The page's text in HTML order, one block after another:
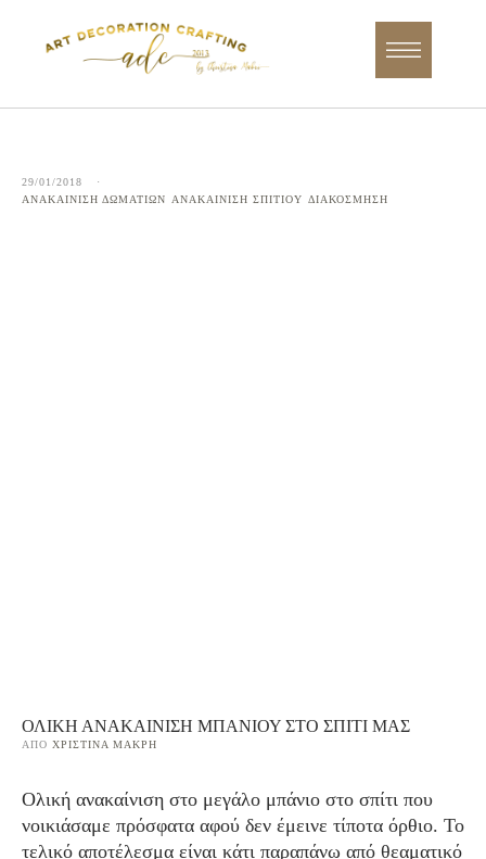
29/01/2018
·
ΑΝΑΚΑΙΝΙΣΗ ΔΩΜΑΤΙΩΝ
ΑΝΑΚΑΙΝΙΣΗ ΣΠΙΤΙΟΥ ΔΙΑΚΟΣΜΗΣΗ
ΟΛΙΚΉ ΑΝΑΚΑΊΝΙΣΗ ΜΠΆΝΙΟΥ ΣΤΟ ΣΠΊΤΙ ΜΑΣ
ΑΠΌ ΧΡΙΣΤΊΝΑ ΜΑΚΡΉ
Ολική ανακαίνιση στο μεγάλο μπάνιο στο σπίτι που
νοικιάσαμε πρόσφατα αφού δεν έμεινε τίποτα όρθιο. Το
τελικό αποτέλεσμα είναι κάτι παραπάνω από θεαματικό